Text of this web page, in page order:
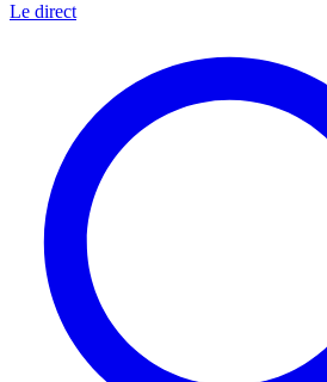
Le direct